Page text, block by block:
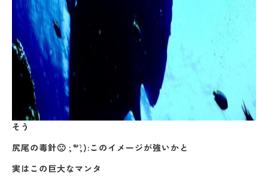
そう
尻尾の毒針🙁 ;´꒳`;):このイメージが強いかと
実はこの巨大なマンタ